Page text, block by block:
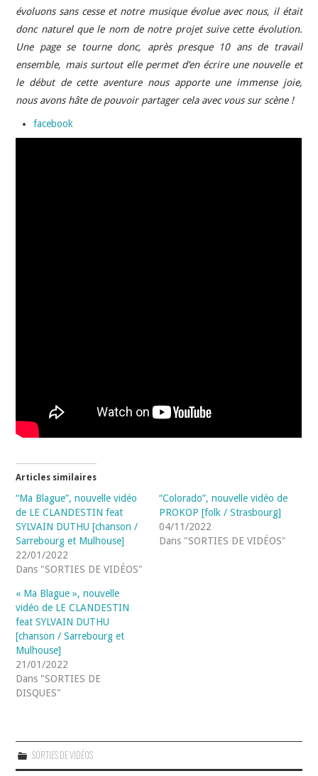
évoluons sans cesse et notre musique évolue avec nous, il était
donc naturel que le nom de notre projet suive cette évolution.
Une page se tourne donc, après presque 10 ans de travail
ensemble, mais surtout elle permet d’en écrire une nouvelle et
le début de cette aventure nous apporte une immense joie,
nous avons hâte de pouvoir partager cela avec vous sur scène !
facebook
Articles similaires
“Ma Blague”, nouvelle vidéo
de LE CLANDESTIN feat
SYLVAIN DUTHU [chanson /
Sarrebourg et Mulhouse]
22/01/2022
Dans "SORTIES DE VIDÉOS"
“Colorado”, nouvelle vidéo de
PROKOP [folk / Strasbourg]
04/11/2022
Dans "SORTIES DE VIDÉOS"
« Ma Blague », nouvelle
vidéo de LE CLANDESTIN
feat SYLVAIN DUTHU
[chanson / Sarrebourg et
Mulhouse]
21/01/2022
Dans "SORTIES DE
DISQUES"
SORTIES DE VIDÉOS